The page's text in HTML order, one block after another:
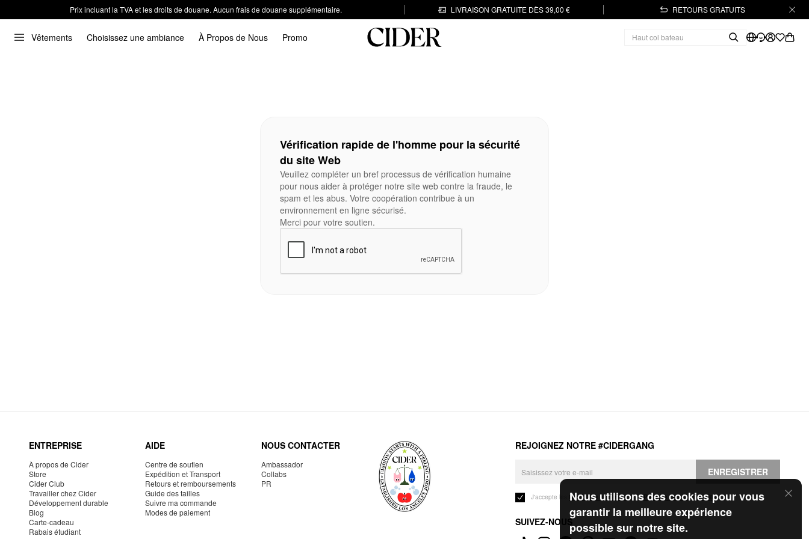
Prix incluant la TVA et les droits de douane. Aucun frais de douane supplémentaire. LIVRAISON GRATUITE DÈS 39,00 € RETOURS GRATUITS
Vêtements Choisissez une ambiance À Propos de Nous Promo
Nous utilisons des cookies pour vous
garantir la meilleure expérience
possible sur notre site.
Vérification rapide de l'homme pour la sécurité
du site Web
Veuillez compléter un bref processus de vérification humaine
pour nous aider à protéger notre site web contre la fraude, le
spam et les abus. Votre coopération contribue à un
environnement en ligne sécurisé.
Merci pour votre soutien.
ENTREPRISE
À propos de Cider
Store
Cider Club
Travailler chez Cider
Développement durable
Blog
Carte-cadeau
Rabais étudiant
AIDE
Centre de soutien
Expédition et Transport
Retours et remboursements
Guide des tailles
Suivre ma commande
Modes de paiement
NOUS CONTACTER
Ambassador
Collabs
PR
REJOIGNEZ NOTRE #CIDERGANG
ENREGISTRER
J'accepte les Conditions généraleset laPolitique de confidentialité.
SUIVEZ-NOUS